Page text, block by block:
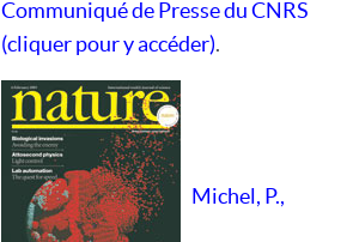
Communiqué de Presse du CNRS
(cliquer pour y accéder).
Michel, P.,